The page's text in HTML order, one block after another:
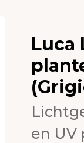
Luca
en UV